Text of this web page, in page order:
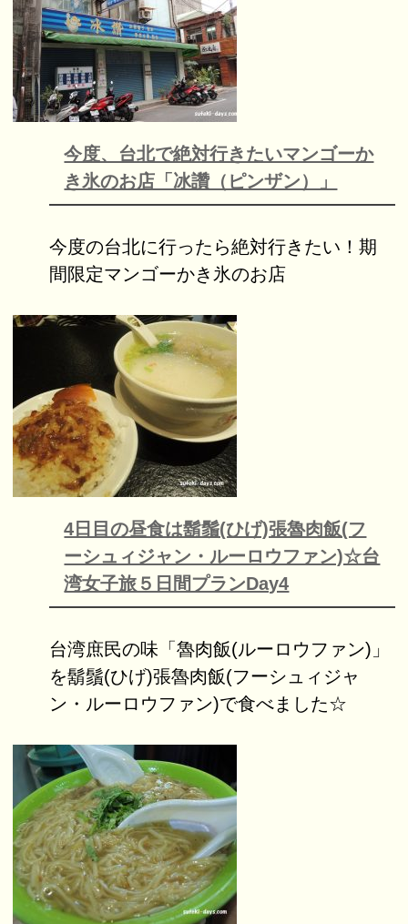
今度、台北で絶対行きたいマンゴーか
き氷のお店「冰讚（ピンザン）」
今度の台北に行ったら絶対行きたい！期
間限定マンゴーかき氷のお店
4日目の昼食は鬍鬚(ひげ)張魯肉飯(フ
ーシュィジャン・ルーロウファン)☆台
湾女子旅５日間プランDay4
台湾庶民の味「魯肉飯(ルーロウファン)」
を鬍鬚(ひげ)張魯肉飯(フーシュィジャ
ン・ルーロウファン)で食べました☆